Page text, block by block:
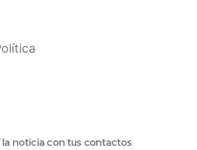
la noticia con tus contactos